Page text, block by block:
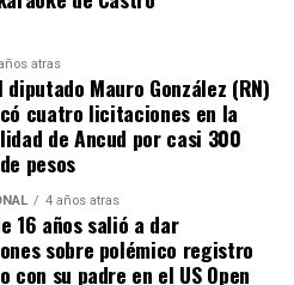
dicho, en este caso, todos
Moneda y, mientras se
la madre del pequeño
los pies de Fernando
recorrido, signifique más
un arribo a la cura de su hijo
en Santiago
como invitada en
atras
diputado Mauro González (RN)
cuatro licitaciones en la
de Ancud por casi 300
pesos
4 años atras
16 años salió a dar
sobre polémico registro
con su padre en el US Open